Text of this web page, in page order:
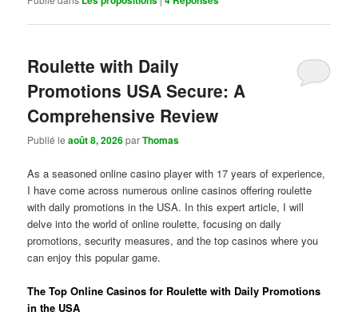
Roulette with Daily
Promotions USA Secure: A
Comprehensive Review
Publié leaoût 8, 2026parThomas
As a seasoned online casino player with 17 years of experience,
I have come across numerous online casinos offering roulette
with daily promotions in the USA. In this expert article, I will
delve into the world of online roulette, focusing on daily
promotions, security measures, and the top casinos where you
can enjoy this popular game.
The Top Online Casinos for Roulette with Daily Promotions
in the USA